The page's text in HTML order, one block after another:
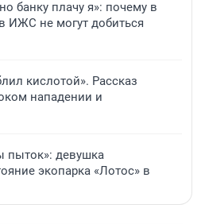
банку плачу я»: почему в
ИЖС не могут добиться
кислотой». Рассказ
нападении и
пыток»: девушка
экопарка «Лотос» в